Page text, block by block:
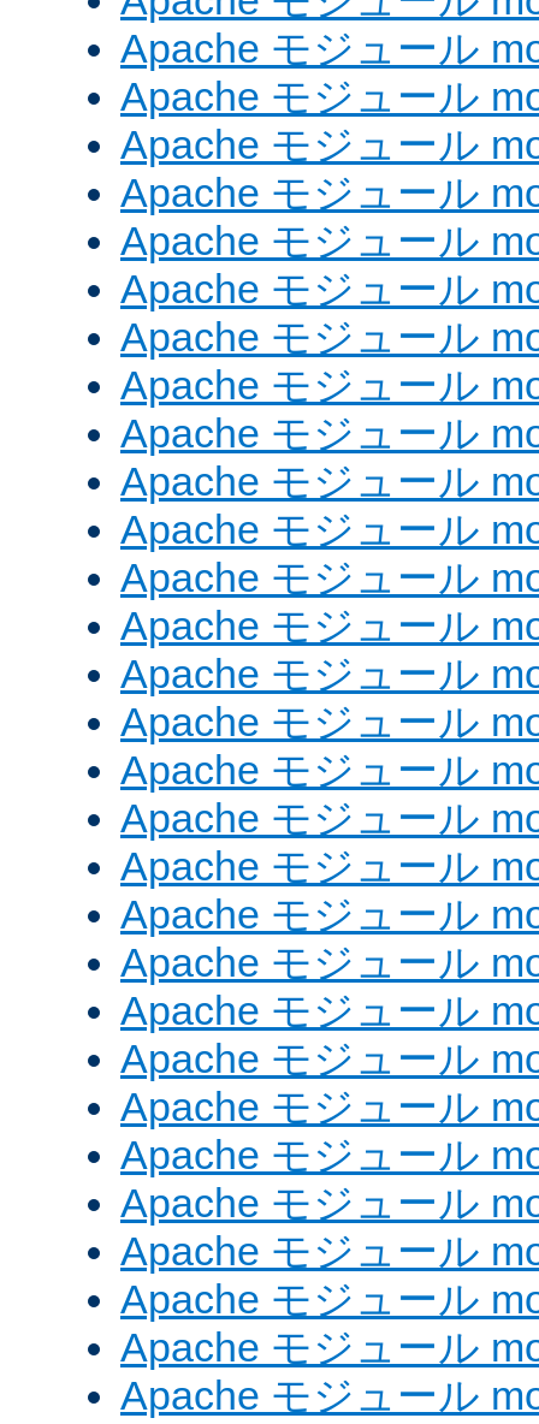
Apache モジュール
Apache モジュール
Apache モジュール
Apache モジュール
Apache モジュール
Apache モジュール
Apache モジュール
Apache モジュール
Apache モジュール
Apache モジュール
Apache モジュール
Apache モジュール
Apache モジュール
Apache モジュール
Apache モジュール
Apache モジュール
Apache モジュール
Apache モジュール
Apache モジュール
Apache モジュール
Apache モジュール
Apache モジュール
Apache モジュール
Apache モジュール
Apache モジュール
Apache モジュール
Apache モジュール
Apache モジュール
Apache モジュール